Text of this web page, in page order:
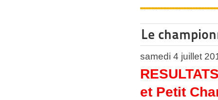
Le
samedi 4 juillet
et Petit